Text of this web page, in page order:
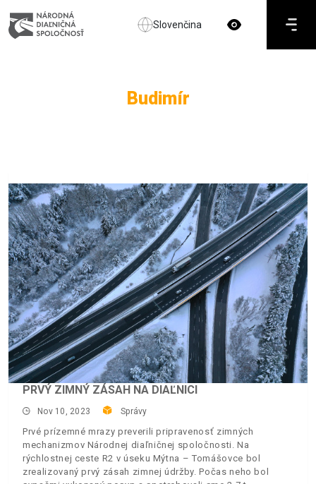
Slovenčina
Budimír
PRVÝ ZIMNÝ ZÁSAH NA DIAĽNICI
Nov 10, 2023 Správy
Prvé prízemné mrazy preverili pripravenosť zimných
mechanizmov Národnej diaľničnej spoločnosti. Na
rýchlostnej ceste R2 v úseku Mýtna – Tomášovce bol
zrealizovaný prvý zásah zimnej údržby. Počas neho bol